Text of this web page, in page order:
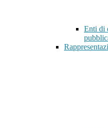
Enti di